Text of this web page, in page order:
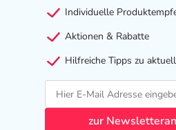
Individuelle
Aktionen & Rabatte
Hilfreiche Tipps zu
zur